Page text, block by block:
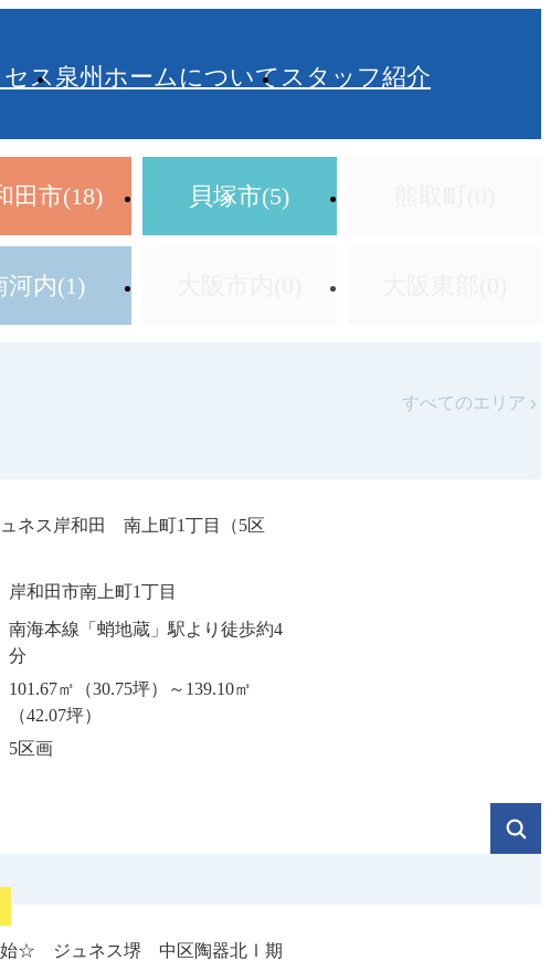
ス 泉州ホームについて スタッフ紹介
田市(18) 貝塚市(5)
河内(1)
すべてのエリア
ュネス岸和田 南上町1丁目（5区
岸和田市南上町1丁目
南海本線「蛸地蔵」駅より徒歩約4
分
101.67㎡（30.75坪）～139.10㎡
（42.07坪）
5区画
☆ ジュネス堺 中区陶器北Ⅰ期